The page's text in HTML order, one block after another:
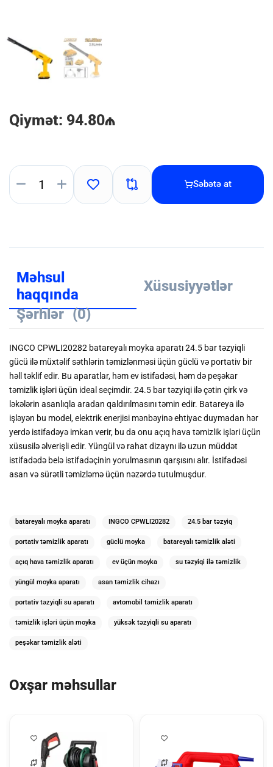
Qiymət: 94.80₼
Səbətə at
Məhsul
haqqında
Xüsusiyyətlər
Şərhlər (0)
INGCO CPWLI20282 batareyalı moyka aparatı 24.5 bar təzyiqli
gücü ilə müxtəlif səthlərin təmizlənməsi üçün güclü və portativ bir
həll təklif edir. Bu aparatlar, həm ev istifadəsi, həm də peşəkar
təmizlik işləri üçün ideal seçimdir. 24.5 bar təzyiqi ilə çətin çirk və
ləkələrin asanlıqla aradan qaldırılmasını təmin edir. Batareya ilə
işləyən bu model, elektrik enerjisi mənbəyinə ehtiyac duymadan hər
yerdə istifadəyə imkan verir, bu da onu açıq hava təmizlik işləri üçün
xüsusilə əlverişli edir. Yüngül və rahat dizaynı ilə uzun müddət
istifadədə belə istifadəçinin yorulmasının qarşısını alır. İstifadəsi
asan və sürətli təmizləmə üçün nəzərdə tutulmuşdur.
batareyalı moyka aparatı INGCO CPWLI20282 24.5 bar təzyiq
portativ təmizlik aparatı güclü moyka batareyalı təmizlik aləti
açıq hava təmizlik aparatı ev üçün moyka su təzyiqi ilə təmizlik
yüngül moyka aparatı asan təmizlik cihazı
portativ təzyiqli su aparatı avtomobil təmizlik aparatı
təmizlik işləri üçün moyka yüksək təzyiqli su aparatı
peşəkar təmizlik aləti
Oxşar məhsullar